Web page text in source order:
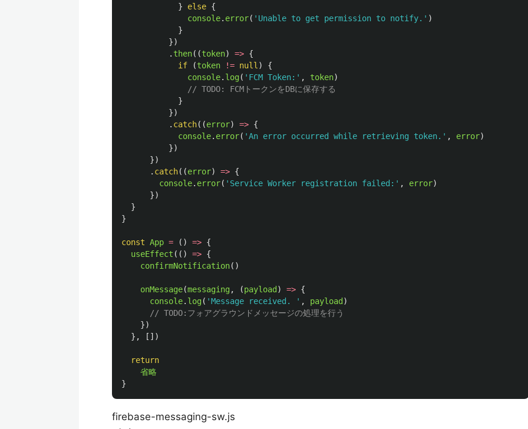
}
else {
console. error( ' Unable to get permission to notify. ' )
}
})
. then((token) => {
if
(token != null )
{
console. log( ' FCM Token: ' , token)
// TODO: FCMトークンをDBに保存する
}
})
. catch((error) => {
console. error( 'An error occurred while retrieving token. ' , error)
})
})
. catch((error) => {
console. error( ' Service Worker registration failed: ' , error)
})
}
}
const App = () => {
useEffect (() => {
confirmNotification()
onMessage(messaging, (payload ) => {
console. log( 'Message received. ' , payload )
// TODO:フォアグラウンドメッセージの処理を行う
})
},
[])
return
省略
}
firebase-messaging-sw.js